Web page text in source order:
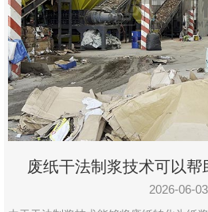
废纸干法制浆技术可以帮
2026-06-03